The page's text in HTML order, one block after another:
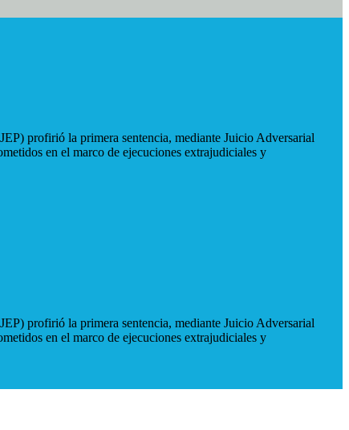
profirió la primera sentencia, mediante Juicio Adversarial
en el marco de ejecuciones extrajudiciales y
profirió la primera sentencia, mediante Juicio Adversarial
en el marco de ejecuciones extrajudiciales y